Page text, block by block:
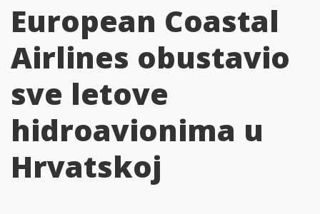
European Coastal
Airlines obustavio
sve letove
hidroavionima u
Hrvatskoj